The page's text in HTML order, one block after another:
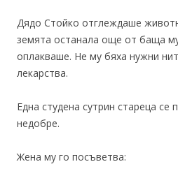
Дядо Стойко отглеждаше
земята останала още от баща
оплакваше. Не му бяха нужни
лекарства.
Една студена сутрин стареца се
недобре.
Жена му го посъветва: